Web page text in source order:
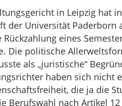
in Leipzig hat
der Universität
eines
Die politische
als „juristische“
haben sich nicht
die ja die
Berufswahl nach Artikel